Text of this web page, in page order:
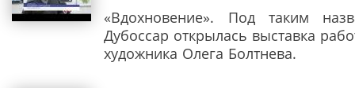
«Вдохновение». Под таким
Дубоссар открылась выставка
художника Олега Болтнева.